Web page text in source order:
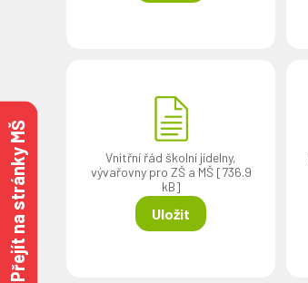
Přejít na stránky MŠ
Vnitřní řád školní jídelny,
vývařovny pro ZŠ a MŠ [736.9
kB]
Uložit